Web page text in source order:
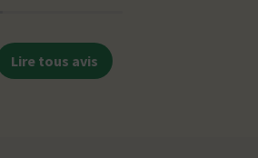
Lire tous avis